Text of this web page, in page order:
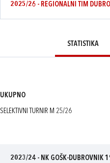
2025/26 - REGIONALNI TIM
STATISTIKA
UKUPNO
SELEKTIVNI TURNIR M 25/26
2023/24 - NK GOŠK-DUBROVNIK